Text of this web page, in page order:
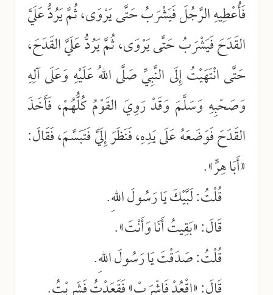
فَأُعْطِيهِ الرَّجُلَ فَيَشْرَبُ حَتَّى يَرْوَى، ثُمَّ يَرُدُّ عَلَيَّ
القَدَحَ فَيَشْرَبُ حَتَّى يَرْوَى، ثُمَّ يَرُدُّ عَلَيَّ القَدَحَ،
حَتَّى انْتَهَيْتُ إِلَى النَّبِيِّ صَلَّى اللهُ عَلَيْهِ وَعَلَى آلِهِ
وَصَحْبِهِ وَسَلَّمَ وَقَدْ رَوِيَ القَوْمُ كُلُّهُمْ، فَأَخَذَ
القَدَحَ فَوَضَعَهُ عَلَى يَدِهِ، فَنَظَرَ إِلَيَّ فَتَبَسَّمَ، فَقَالَ:
«أَبَا هِرٍّ».
قُلْتُ: لَبَّيْكَ يَا رَسُولَ اللهِ.
قَالَ: «بَقِيتُ أَنَا وَأَنْتَ».
قُلْتُ: صَدَقْتَ يَا رَسُولَ اللهِ.